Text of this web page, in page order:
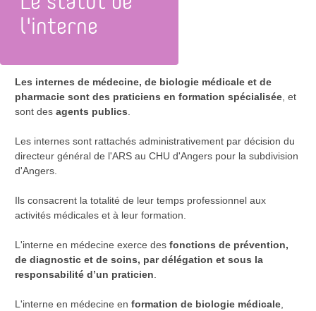
l'interne
Mon statut à l’internat Le statut des internes
Les internes de médecine, de biologie médicale et de
pharmacie sont des praticiens en formation spécialisée, et
sont des agents publics.
Les internes sont rattachés administrativement par décision du
directeur général de l'ARS au CHU d'Angers pour la subdivision
d'Angers.
Ils consacrent la totalité de leur temps professionnel aux
activités médicales et à leur formation.
L'interne en médecine exerce des fonctions de prévention,
de diagnostic et de soins, par délégation et sous la
responsabilité d’un praticien.
L'interne en médecine en formation de biologie médicale,